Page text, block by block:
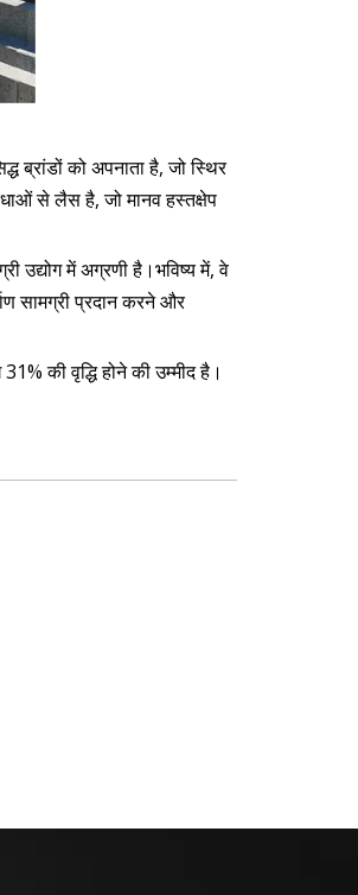
ब्रांडों को अपनाता है, जो स्थिर
से लैस है, जो मानव हस्तक्षेप
उद्योग में अग्रणी है।भविष्य में, वे
सामग्री प्रदान करने और
की वृद्धि होने की उम्मीद है।